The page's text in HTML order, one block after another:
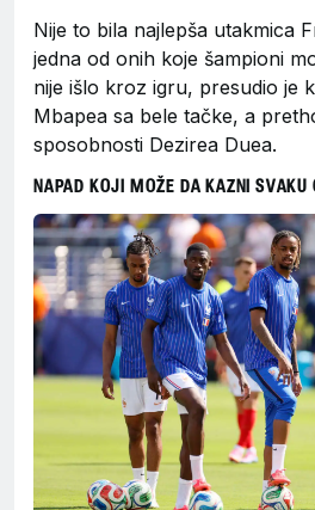
Nije to bila najlepša utakmica
jedna od onih koje šampioni
nije išlo kroz igru, presudio je
Mbapea sa bele tačke, a
sposobnosti Dezirea Duea.
NAPAD KOJI MOŽE DA KAZNI SVAKU